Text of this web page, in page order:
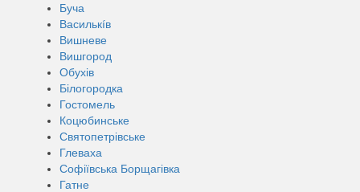
Буча
Василькíв
Вишневе
Вишгород
Обухів
Білогородка
Гостомель
Коцюбинське
Святопетрівське
Глеваха
Софіївська Борщагівка
Гатне